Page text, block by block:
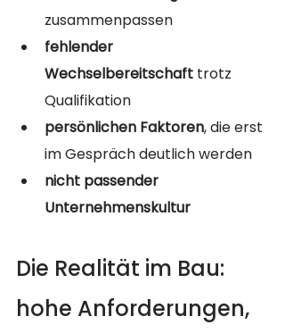
zusammenpassen
fehlender
Wechselbereitschaft trotz
Qualifikation
persönlichen Faktoren, die erst
im Gespräch deutlich werden
nicht passender
Unternehmenskultur
Die Realität im Bau:
hohe Anforderungen,